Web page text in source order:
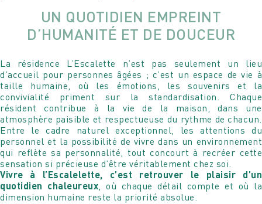
UN QUOTIDIEN EMPREINT
D’HUMANITÉ ET DE DOUCEUR
La résidence L’Escalette n’est pas seulement un lieu
d’accueil pour personnes âgées ; c’est un espace de vie à
taille humaine, où les émotions, les souvenirs et la
convivialité priment sur la standardisation. Chaque
résident contribue à la vie de la maison, dans une
atmosphère paisible et respectueuse du rythme de chacun.
Entre le cadre naturel exceptionnel, les attentions du
personnel et la possibilité de vivre dans un environnement
qui reflète sa personnalité, tout concourt à recréer cette
sensation si précieuse d’être véritablement chez soi.
Vivre à l’Escalelette, c’est retrouver le plaisir d’un
quotidien chaleureux , où chaque détail compte et où la
dimension humaine reste la priorité absolue.